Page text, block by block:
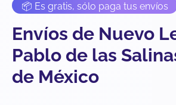
📦 Es gratis, sólo paga tus envíos
Envíos de Nuevo
Pablo de las
de México